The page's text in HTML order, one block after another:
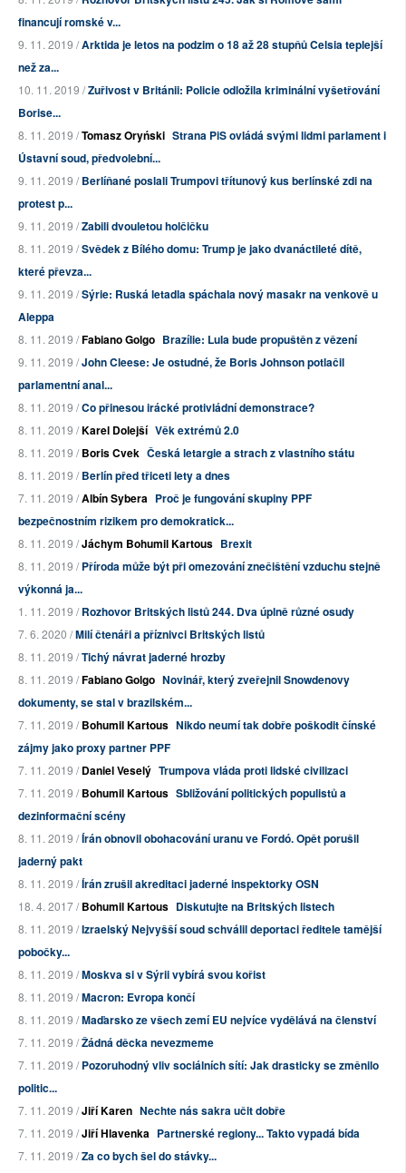
financují romské v...
9. 11. 2019 /Arktida je letos na podzim o 18 až 28 stupňů Celsia teplejší
než za...
10. 11. 2019 /Zuřivost v Británii: Policie odložila kriminální vyšetřování
Borise...
8. 11. 2019 /Tomasz Oryński Strana PiS ovládá svými lidmi parlament i
Ústavní soud, předvolební...
9. 11. 2019 /Berlíňané poslali Trumpovi třítunový kus berlínské zdi na
protest p...
9. 11. 2019 /Zabili dvouletou holčičku
8. 11. 2019 /Svědek z Bílého domu: Trump je jako dvanáctileté dítě,
které převza...
9. 11. 2019 /Sýrie: Ruská letadla spáchala nový masakr na venkově u
Aleppa
8. 11. 2019 /Fabiano Golgo Brazílie: Lula bude propuštěn z vězení
9. 11. 2019 /John Cleese: Je ostudné, že Boris Johnson potlačil
parlamentní anal...
8. 11. 2019 /Co přinesou irácké protivládní demonstrace?
8. 11. 2019 /Karel Dolejší Věk extrémů 2.0
8. 11. 2019 /Boris Cvek Česká letargie a strach z vlastního státu
8. 11. 2019 /Berlín před třiceti lety a dnes
7. 11. 2019 /Albín Sybera Proč je fungování skupiny PPF
bezpečnostním rizikem pro demokratick...
8. 11. 2019 /Jáchym Bohumil Kartous Brexit
8. 11. 2019 /Příroda může být při omezování znečištění vzduchu stejně
výkonná ja...
1. 11. 2019 /Rozhovor Britských listů 244. Dva úplně různé osudy
7. 6. 2020 /Milí čtenáři a příznivci Britských listů
8. 11. 2019 /Tichý návrat jaderné hrozby
8. 11. 2019 /Fabiano Golgo Novinář, který zveřejnil Snowdenovy
dokumenty, se stal v brazilském...
7. 11. 2019 /Bohumil Kartous Nikdo neumí tak dobře poškodit čínské
zájmy jako proxy partner PPF
7. 11. 2019 /Daniel Veselý Trumpova vláda proti lidské civilizaci
7. 11. 2019 /Bohumil Kartous Sbližování politických populistů a
dezinformační scény
8. 11. 2019 /Írán obnovil obohacování uranu ve Fordó. Opět porušil
jaderný pakt
8. 11. 2019 /Írán zrušil akreditaci jaderné inspektorky OSN
18. 4. 2017 /Bohumil Kartous Diskutujte na Britských listech
8. 11. 2019 /Izraelský Nejvyšší soud schválil deportaci ředitele tamější
pobočky...
8. 11. 2019 /Moskva si v Sýrii vybírá svou kořist
8. 11. 2019 /Macron: Evropa končí
8. 11. 2019 /Maďarsko ze všech zemí EU nejvíce vydělává na členství
7. 11. 2019 /Žádná děcka nevezmeme
7. 11. 2019 /Pozoruhodný vliv sociálních sítí: Jak drasticky se změnilo
politic...
7. 11. 2019 /Jiří Karen Nechte nás sakra učit dobře
7. 11. 2019 /Jiří Hlavenka Partnerské regiony... Takto vypadá bída
7. 11. 2019 /Za co bych šel do stávky...